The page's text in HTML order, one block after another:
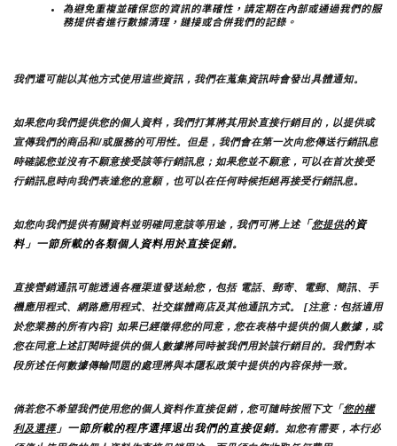
為避免重複並確保您的資訊的準確性，請定期在內部或通過我們的服
務提供者進行數據清理，鏈接或合併我們的記錄。
我們還可能以其他方式使用這些資訊，我們在蒐集資訊時會發出具體通知。
如果您向我們提供您的個人資料，我們打算將其用於直接行銷目的，以提供或
宣傳我們的商品和/或服務的可用性。但是，我們會在第一次向您傳送行銷訊息
時確認您並沒有不願意接受該等行銷訊息；如果您並不願意，可以在首次接受
行銷訊息時向我們表達您的意願，也可以在任何時候拒絕再接受行銷訊息。
如您向我們提供有關資料並明確同意該等用途，我們可將上述「您提供的資
料」一節所載的各類個人資料用於直接促銷。
直接營銷通訊可能透過各種渠道發送給您，包括 電話、郵寄、電郵、簡訊、手
機應用程式、網路應用程式、社交媒體商店及其他通訊方式。 [注意：包括適用
於您業務的所有內容] 如果已經徵得您的同意，您在表格中提供的個人數據，或
您在同意上述訂閱時提供的個人數據將同時被我們用於該行銷目的。我們對本
段所述任何數據傳輸問題的處理將與本隱私政策中提供的內容保持一致。
倘若您不希望我們使用您的個人資料作直接促銷，您可隨時按照下文「您的權
利及選擇」一節所載的程序選擇退出我們的直接促銷。如您有需要，本行必